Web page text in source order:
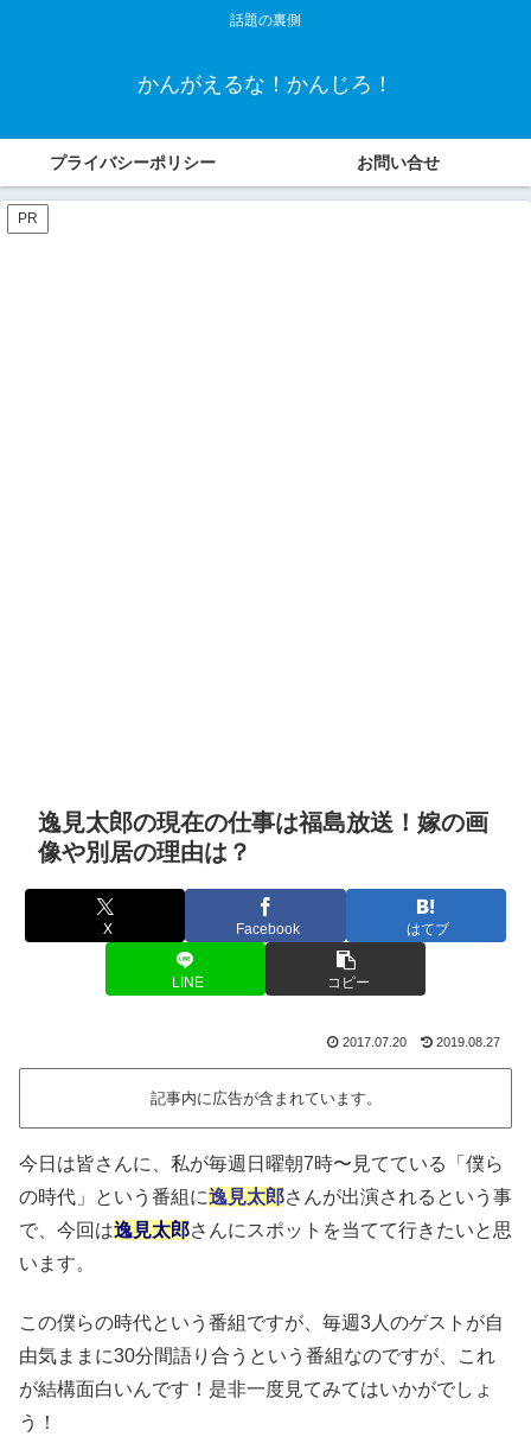
話題の裏側
かんがえるな！かんじろ！
プライバシーポリシー お問い合せ
PR
逸見太郎の現在の仕事は福島放送！嫁の画
像や別居の理由は？
X Facebook はてブ
LINE コピー
2017.07.20 2019.08.27
記事内に広告が含まれています。
今日は皆さんに、私が毎週日曜朝7時〜見てている「僕ら
の時代」という番組に逸見太郎さんが出演されるという事
で、今回は逸見太郎さんにスポットを当てて行きたいと思
います。
この僕らの時代という番組ですが、毎週3人のゲストが自
由気ままに30分間語り合うという番組なのですが、これ
が結構面白いんです！是非一度見てみてはいかがでしょ
う！